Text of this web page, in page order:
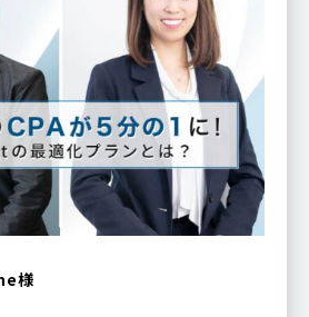
様